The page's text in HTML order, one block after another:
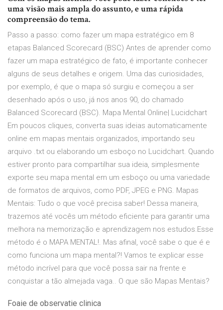
uma visão mais ampla do assunto, e uma rápida
compreensão do tema.
Passo a passo: como fazer um mapa estratégico em 8
etapas Balanced Scorecard (BSC) Antes de aprender como
fazer um mapa estratégico de fato, é importante conhecer
alguns de seus detalhes e origem. Uma das curiosidades,
por exemplo, é que o mapa só surgiu e começou a ser
desenhado após o uso, já nos anos 90, do chamado
Balanced Scorecard (BSC). Mapa Mental Online| Lucidchart
Em poucos cliques, converta suas ideias automaticamente
online em mapas mentais organizados, importando seu
arquivo .txt ou elaborando um esboço no Lucidchart. Quando
estiver pronto para compartilhar sua ideia, simplesmente
exporte seu mapa mental em um esboço ou uma variedade
de formatos de arquivos, como PDF, JPEG e PNG. Mapas
Mentais: Tudo o que você precisa saber! Dessa maneira,
trazemos até vocês um método eficiente para garantir uma
melhora na memorização e aprendizagem nos estudos.Esse
método é o MAPA MENTAL!. Mas afinal, você sabe o que é e
como funciona um mapa mental?! Vamos te explicar esse
método incrível para que você possa sair na frente e
conquistar a tão almejada vaga.. O que são Mapas Mentais?
Foaie de observatie clinica